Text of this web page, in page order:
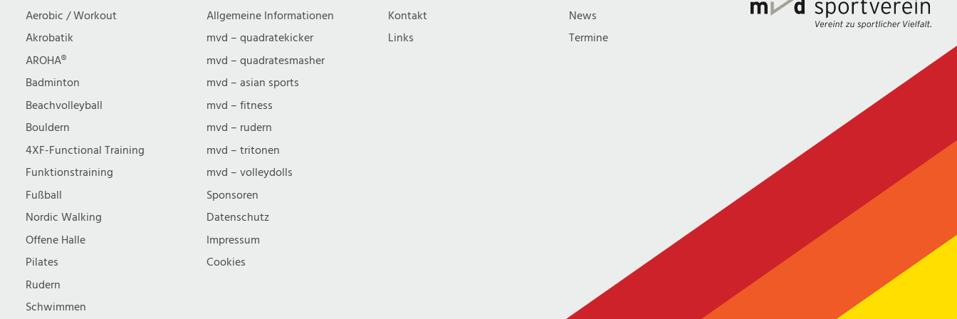
November
Aerobic / Workout
Akrobatik
AROHA®
Badminton
Beachvolleyball
Bouldern
4XF-Functional Training
Funktionstraining
Fußball
Nordic Walking
Offene Halle
Pilates
Rudern
Schwimmen
Allgemeine Informationen
mvd – quadratekicker
mvd – quadratesmasher
mvd – asian sports
mvd – fitness
mvd – rudern
mvd – tritonen
mvd – volleydolls
Sponsoren
Datenschutz
Impressum
Cookies
Kontakt
Links
News
Termine